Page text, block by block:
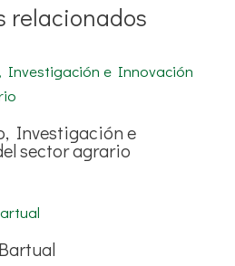
relacionados
Investigación e
sector agrario